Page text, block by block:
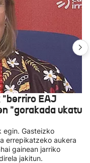
EAJ
"gorakada ukatu
egin. Gasteizko
errepikatzeko aukera
gainean jarriko
jakitun.